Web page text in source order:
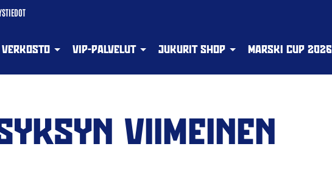
VERKOSTO VIP-PALVELUT JUKURIT SHOP MARSKI CUP 2026
VIIMEINEN